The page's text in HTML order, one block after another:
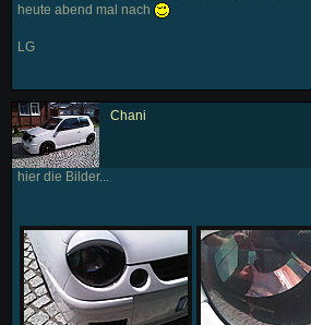
heute abend mal nach
LG
Chani
hier die Bilder...